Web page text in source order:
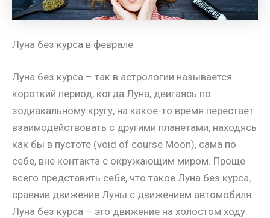
Луна без курса в феврале
Луна без курса – так в астрологии называется
короткий период, когда Луна, двигаясь по
зодиакальному кругу, на какое-то время перестает
взаимодействовать с другими планетами, находясь
как бы в пустоте (void of course Moon), сама по
себе, вне контакта с окружающим миром. Проще
всего представить себе, что такое Луна без курса,
сравнив движение Луны с движением автомобиля.
Луна без курса – это движение на холостом ходу.